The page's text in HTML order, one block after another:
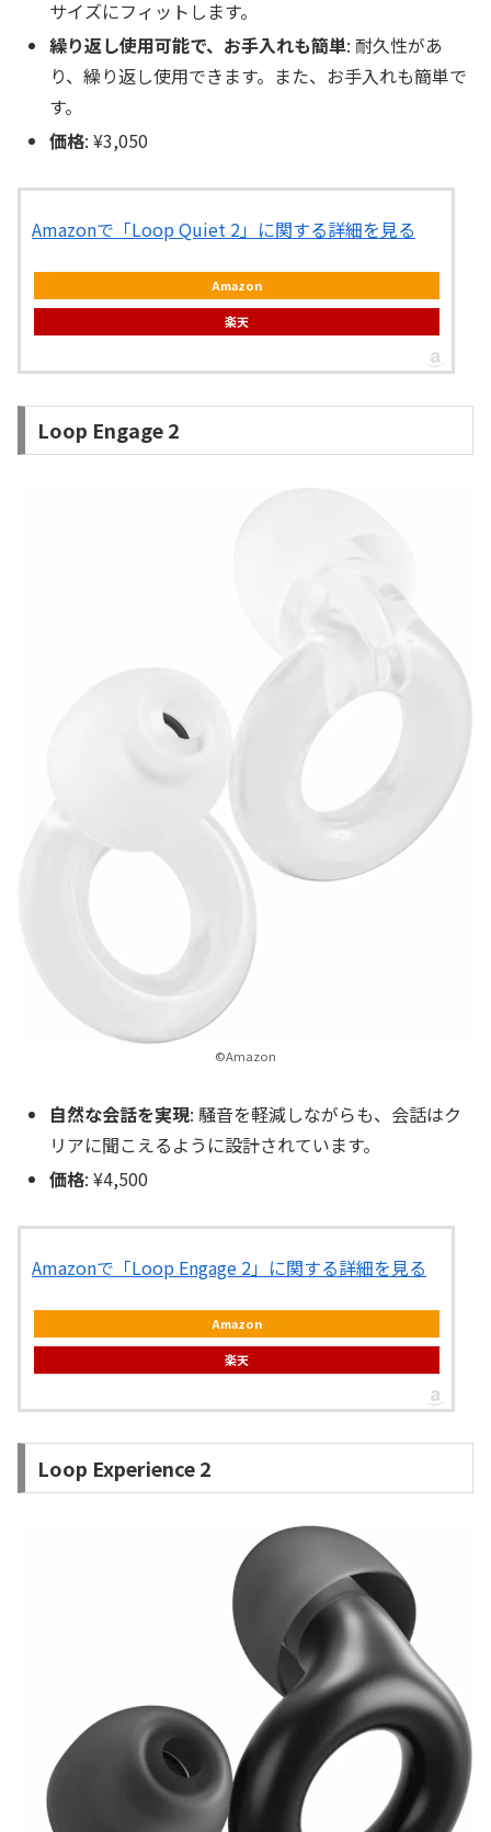
サイズにフィットします。
繰り返し使用可能で、お手入れも簡単: 耐久性があ
り、繰り返し使用できます。また、お手入れも簡単で
す。
価格: ¥3,050
Amazonで「Loop Quiet 2」に関する詳細を見る
Amazon
楽天
Loop Engage 2
©Amazon
自然な会話を実現: 騒音を軽減しながらも、会話はク
リアに聞こえるように設計されています。
価格: ¥4,500
Amazonで「Loop Engage 2」に関する詳細を見る
Amazon
楽天
Loop Experience 2